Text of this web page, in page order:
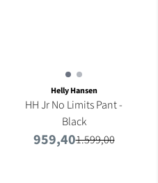
Helly Hansen
HH Jr No Limits Pant -
Black
959,401.599,00